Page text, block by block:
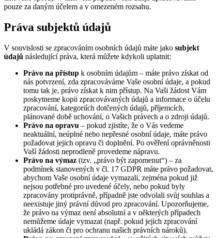
pouze za daným účelem a v omezeném rozsahu.
Práva subjektů údajů
V souvislosti se zpracováním osobních údajů máte jako subjekt
údajů následující práva, která můžete kdykoli uplatnit:
Právo na přístup k osobním údajům – máte právo získat od
nás potvrzení, zda zpracováváme Vaše osobní údaje, a pokud
tomu tak je, právo získat k nim přístup. Na Vaši žádost Vám
poskytneme kopii zpracovávaných údajů a informace o účelu
zpracování, kategoriích dotčených údajů, příjemcích,
plánované době uchování, o Vašich právech a o zdroji údajů.
Právo na opravu – pokud zjistíte, že o Vás vedeme
neaktuální, neúplné nebo nepřesné osobní údaje, máte právo
požadovat jejich opravu či doplnění. Po ověření oprávněnosti
Vaší žádosti neprodleně provedeme nápravu.
Právo na výmaz (tzv. „právo být zapomenut“) – za
podmínek stanovených v čl. 17 GDPR máte právo požadovat,
abychom Vaše osobní údaje vymazali, zejména pokud již
nejsou potřebné pro uvedené účely, nebo pokud byly
zpracovány protiprávně, případně jste odvolali svůj souhlas a
neexistuje jiný právní důvod pro zpracování. Upozorňujeme,
že právo na výmaz není absolutní a v některých případech
nemůžeme údaje vymazat (např. pokud jejich zpracování
ukládá zákon či pro ochranu našich právních nároků).